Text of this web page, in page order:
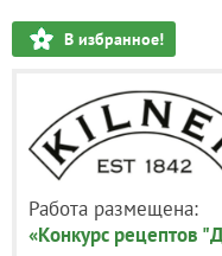
В избранное!
Работа размещена:
«Конкурс рецептов